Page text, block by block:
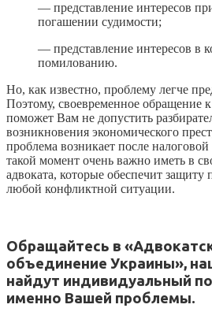
— представление интересов
погашении судимости;
— представление интересов в
помилованию.
Но, как известно, проблему легче
Поэтому, своевременное обращение
поможет Вам не допустить
возникновения экономического
проблема возникает после
такой момент очень важно иметь в
адвоката, которые обеспечит
любой конфликтной ситуации.
Обращайтесь в
объединение Украины»,
найдут индивидуальный
именно Вашей проблемы.